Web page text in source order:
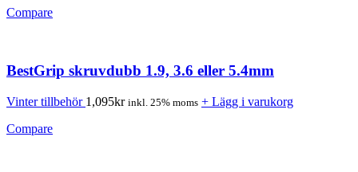
Compare
BestGrip skruvdubb 1.9, 3.6 eller 5.4mm
Vinter tillbehör 1,095kr inkl. 25% moms + Lägg i varukorg
Compare